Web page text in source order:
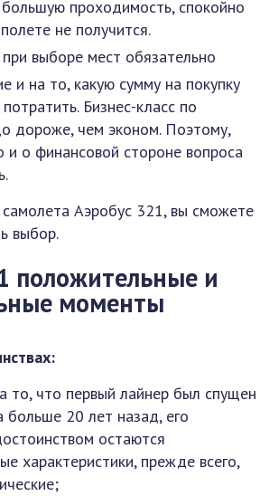
большую проходимость, спокойно
не получится.
выборе мест обязательно
и на то, какую сумму на покупку
Бизнес-класс по
дороже, чем эконом. Поэтому,
и о финансовой стороне вопроса
Аэробус 321, вы сможете
выбор.
положительные и
моменты
то, что первый лайнер был спущен
больше 20 лет назад, его
остаются
характеристики, прежде всего,